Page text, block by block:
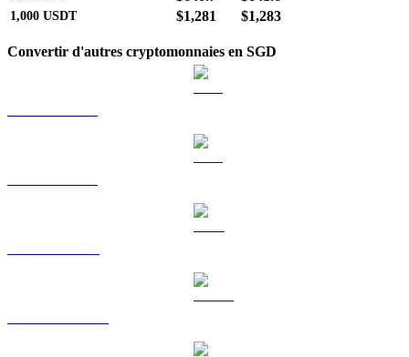
1,000 USDT $1,281 $1,283
Convertir d'autres cryptomonnaies en SGD